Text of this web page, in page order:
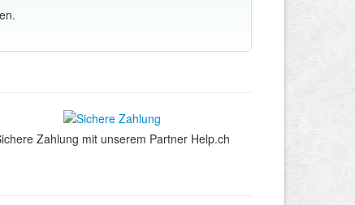
Zahlung mit unserem Partner Help.ch